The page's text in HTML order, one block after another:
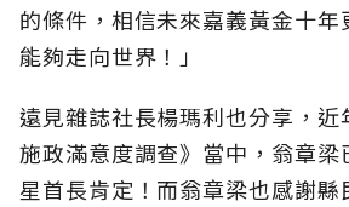
的條件，相信未來嘉義黃金十年
能夠走向世界！」
遠見雜誌社長楊瑪利也分享，近
施政滿意度調查》當中，翁章梁
星首長肯定！而翁章梁也感謝縣